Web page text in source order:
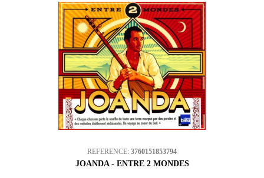
REFERENCE: 3760151853794
JOANDA - ENTRE 2 MONDES